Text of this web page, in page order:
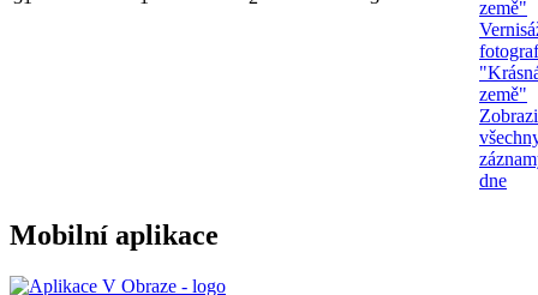
země"
země"
dne
Mobilní aplikace